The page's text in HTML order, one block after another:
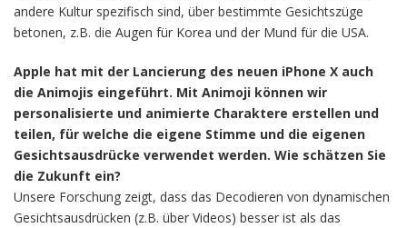
andere Kultur spezifisch sind, über bestimmte Gesichtszüge
betonen, z.B. die Augen für Korea und der Mund für die USA.
Apple hat mit der Lancierung des neuen iPhone X auch
die Animojis eingeführt. Mit Animoji können wir
personalisierte und animierte Charaktere erstellen und
teilen, für welche die eigene Stimme und die eigenen
Gesichtsausdrücke verwendet werden. Wie schätzen Sie
die Zukunft ein?
Unsere Forschung zeigt, dass das Decodieren von dynamischen
Gesichtsausdrücken (z.B. über Videos) besser ist als das